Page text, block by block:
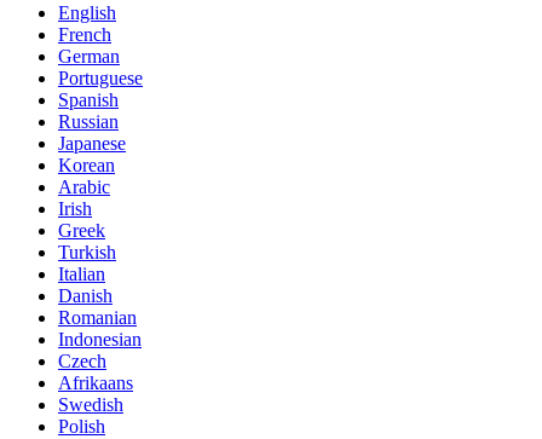
English
French
German
Portuguese
Spanish
Russian
Japanese
Korean
Arabic
Irish
Greek
Turkish
Italian
Danish
Romanian
Indonesian
Czech
Afrikaans
Swedish
Polish